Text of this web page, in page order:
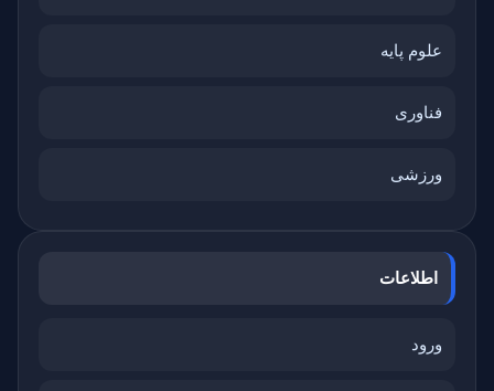
علوم پایه
فناوری
ورزشی
اطلاعات
ورود